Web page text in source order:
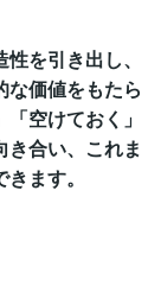
を引き出し、
な価値をもたら
空けておく」
き合い、これま
ます。